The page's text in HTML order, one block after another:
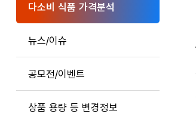
다소비 식품 가격분석
뉴스/이슈
공모전/이벤트
상품 용량 등 변경정보